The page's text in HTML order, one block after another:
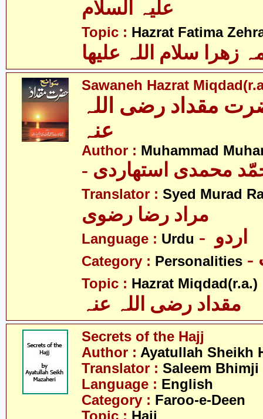
Topic : Hazrat Fatima
زھرا سلام اللہ علیھا
Sawaneh Hazrat
مقداد رضی اللہ
عنہ
Author : Muhammad
محمدی استھاردی
Translator : Syed Murad
Language : Urdu
Category : Personalities
Topic : Hazrat Miqdad(r.a.)
مقداد رضی اللہ عنہ
Secrets of the Hajj
Author : Ayatullah Sheikh
Translator : Saleem Bhimji
Language : English
Category : Faroo-e-Deen